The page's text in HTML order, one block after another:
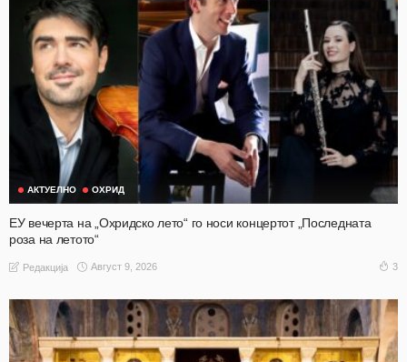
АКТУЕЛНО ОХРИД
ЕУ вечерта на „Охридско лето“ го носи концертот „Последната
роза на летото“
Редакција Август 9, 2026 3